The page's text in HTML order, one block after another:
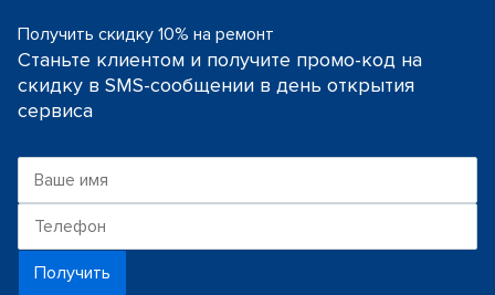
Получить скидку 10% на ремонт
Станьте клиентом и получите промо-код на
скидку в SMS-сообщении в день открытия
сервиса
Получить